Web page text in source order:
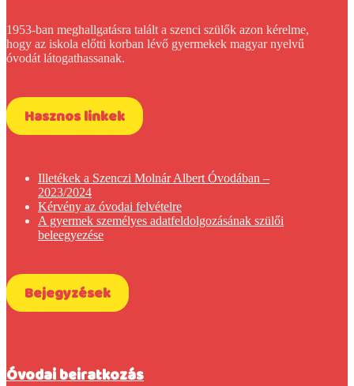
1953-ban meghallgatásra talált a szenci szülők azon kérelme,
hogy az iskola előtti korban lévő gyermekek magyar nyelvű
óvodát látogathassanak.
Hasznos linkek
Illetékek a Szenczi Molnár Albert Óvodában –
2023/2024
Kérvény az óvodai felvételre
A gyermek személyes adatfeldolgozásának szülői
beleegyezése
Bejegyzések
Óvodai beiratkozás